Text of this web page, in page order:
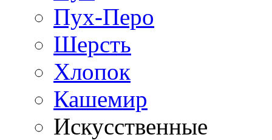
Пух-Перо
Шерсть
Хлопок
Кашемир
Искусственные